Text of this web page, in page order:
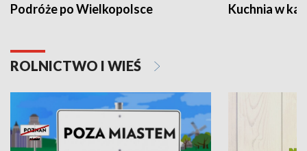
Podróże po Wielkopolsce Kuchnia w
ROLNICTWO I WIEŚ